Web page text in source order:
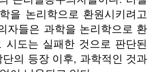
을 논리학으로 환원시키려고
자들은 과학을 논리학으로 환
시도는 실패한 것으로 판단된
의 등장 이후, 과학적인 것과